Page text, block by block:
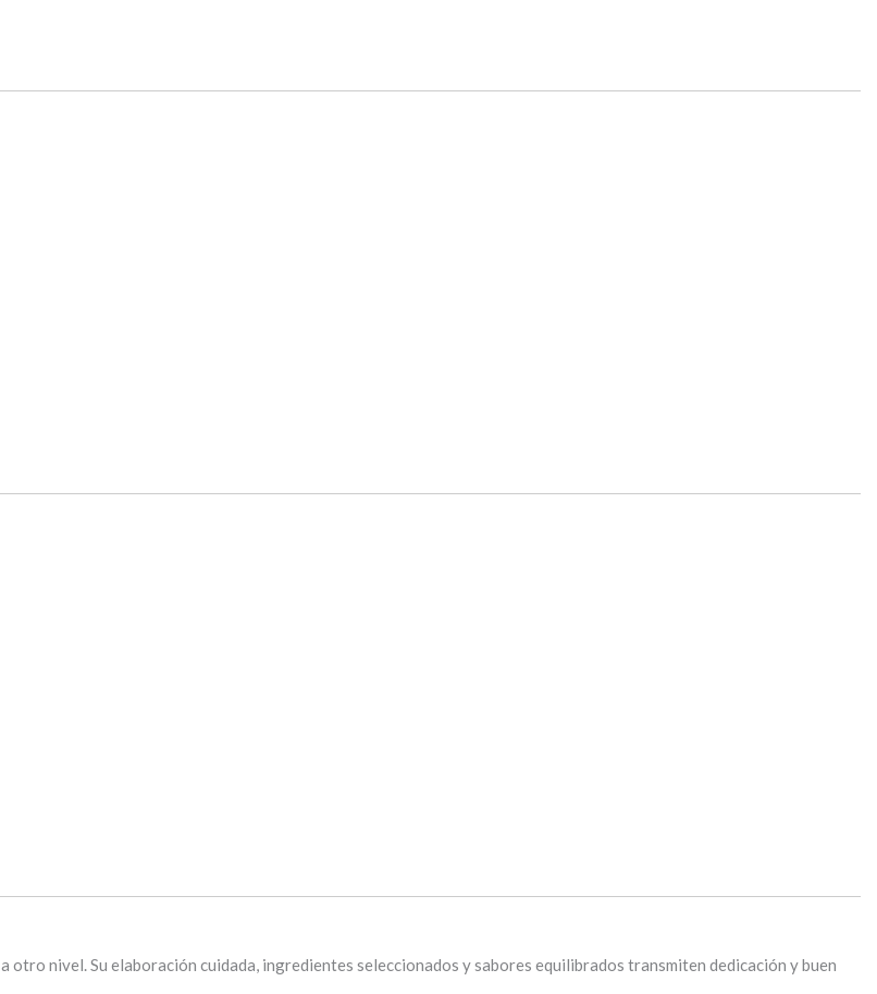
a otro nivel. Su elaboración cuidada, ingredientes seleccionados y sabores equilibrados transmiten dedicación y buen